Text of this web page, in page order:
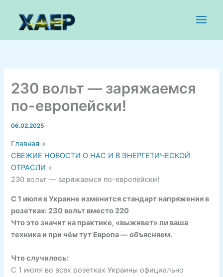
содержимому
230 вольт — заряжаемся
по-европейски!
06.02.2025
Главная
СВЕЖИЕ НОВОСТИ О НАС И В ЭНЕРГЕТИЧЕСКОЙ
ОТРАСЛИ
230 вольт — заряжаемся по-европейски!
С 1 июля в Украине изменится стандарт напряжения в
розетках: 230 вольт вместо 220
Что это значит на практике, «выживет» ли ваша
техника и при чём тут Европа — объясняем.
Что случилось:
С 1 июля во всех розетках Украины официально